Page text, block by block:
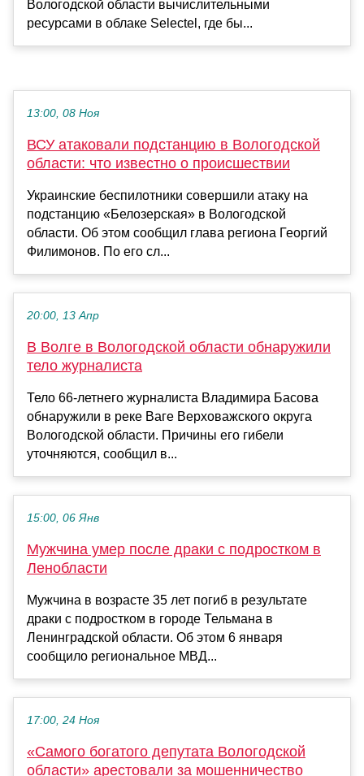
Вологодской области вычислительными
ресурсами в облаке Selectel, где бы...
13:00, 08 Ноя
ВСУ атаковали подстанцию в Вологодской
области: что известно о происшествии
Украинские беспилотники совершили атаку на
подстанцию «Белозерская» в Вологодской
области. Об этом сообщил глава региона Георгий
Филимонов. По его сл...
20:00, 13 Апр
В Волге в Вологодской области обнаружили
тело журналиста
Тело 66-летнего журналиста Владимира Басова
обнаружили в реке Ваге Верховажского округа
Вологодской области. Причины его гибели
уточняются, сообщил в...
15:00, 06 Янв
Мужчина умер после драки с подростком в
Ленобласти
Мужчина в возрасте 35 лет погиб в результате
драки с подростком в городе Тельмана в
Ленинградской области. Об этом 6 января
сообщило региональное МВД...
17:00, 24 Ноя
«Самого богатого депутата Вологодской
области» арестовали за мошенничество